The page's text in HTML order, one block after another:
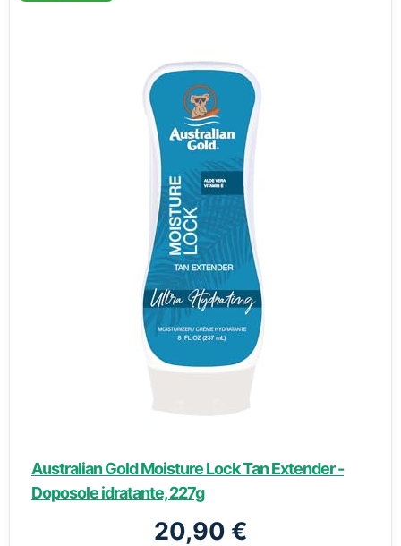
Australian Gold Moisture Lock Tan Extender -
Doposole idratante, 227g
20,90 €